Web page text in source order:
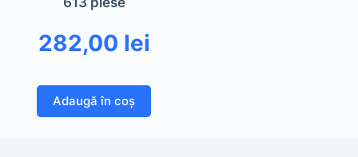
282,00 lei
Adaugă în coș